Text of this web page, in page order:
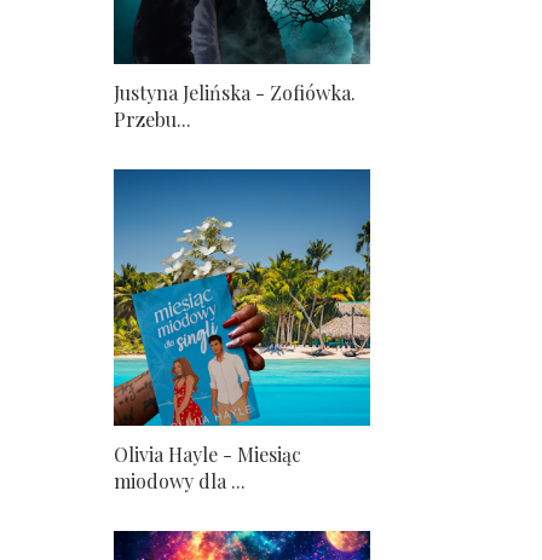
Justyna Jelińska - Zofiówka.
Przebu...
Olivia Hayle - Miesiąc
miodowy dla ...